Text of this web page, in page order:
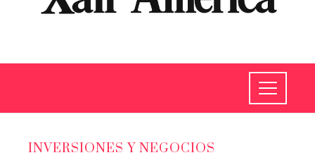
INVERSIONES Y NEGOCIOS